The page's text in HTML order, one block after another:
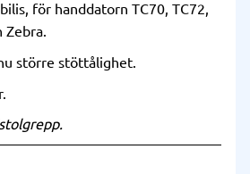
för handdatorn TC70, TC72,
Zebra.
större stöttålighet.